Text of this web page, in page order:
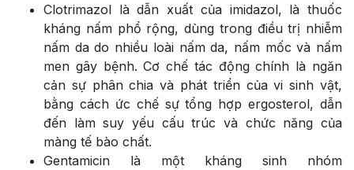
Clotrimazol là dẫn xuất của imidazol, là thuốc
kháng nấm phổ rộng, dùng trong điều trị nhiễm
nấm da do nhiều loài nấm da, nấm mốc và nấm
men gây bệnh. Cơ chế tác động chính là ngăn
cản sự phân chia và phát triển của vi sinh vật,
bằng cách ức chế sự tổng hợp ergosterol, dẫn
đến làm suy yếu cấu trúc và chức năng của
màng tế bào chất.
Gentamicin là một kháng sinh nhóm